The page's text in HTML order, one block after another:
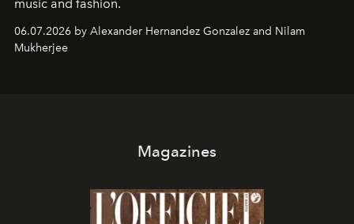
music and fashion.
06.07.2026 by Alexander Hernandez Gonzalez and Nilam
Mukherjee
Magazines